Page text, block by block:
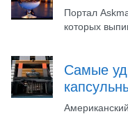
Портал
которых
Самые